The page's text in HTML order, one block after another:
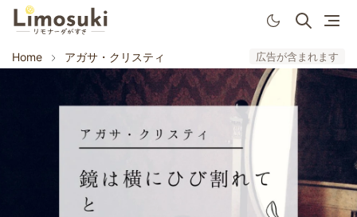
Home アガサ・クリスティ 広告が含まれます